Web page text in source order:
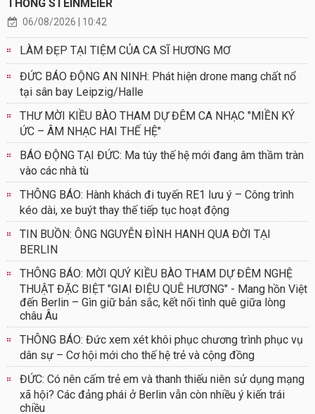
THỐNG STEINMEIER
06/08/2026 | 10:42
LÀM ĐẸP TẠI TIỆM CỦA CA SĨ HƯƠNG MƠ
ĐỨC BÁO ĐỘNG AN NINH: Phát hiện drone mang chất nổ
tại sân bay Leipzig/Halle
THƯ MỜI KIỀU BÀO THAM DỰ ĐÊM CA NHẠC "MIỀN KÝ
ỨC – ÂM NHẠC HAI THẾ HỆ"
BÁO ĐỘNG TẠI ĐỨC: Ma túy thế hệ mới đang âm thầm tràn
vào các nhà tù
THÔNG BÁO: Hành khách đi tuyến RE1 lưu ý – Công trình
kéo dài, xe buýt thay thế tiếp tục hoạt động
TIN BUỒN: ÔNG NGUYỄN ĐÌNH HANH QUA ĐỜI TẠI
BERLIN
THÔNG BÁO: MỜI QUÝ KIỀU BÀO THAM DỰ ĐÊM NGHỆ
THUẬT ĐẶC BIỆT "GIAI ĐIỆU QUÊ HƯƠNG" - Mang hồn Việt
đến Berlin – Gìn giữ bản sắc, kết nối tình quê giữa lòng
châu Âu
THÔNG BÁO: Đức xem xét khôi phục chương trình phục vụ
dân sự – Cơ hội mới cho thế hệ trẻ và cộng đồng
ĐỨC: Có nên cấm trẻ em và thanh thiếu niên sử dụng mạng
xã hội? Các đảng phái ở Berlin vẫn còn nhiều ý kiến trái
chiều